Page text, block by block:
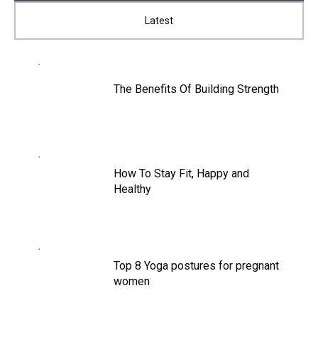
Latest
The Benefits Of Building Strength
How To Stay Fit, Happy and
Healthy
Top 8 Yoga postures for pregnant
women